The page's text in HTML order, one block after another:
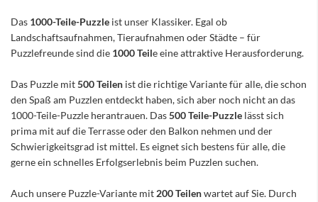
Das 1000-Teile-Puzzle ist unser Klassiker. Egal ob
Landschaftsaufnahmen, Tieraufnahmen oder Städte – für
Puzzlefreunde sind die 1000 Teile eine attraktive Herausforderung.
Das Puzzle mit500 Teilen ist die richtige Variante für alle, die schon
den Spaß am Puzzlen entdeckt haben, sich aber noch nicht an das
1000-Teile-Puzzle herantrauen. Das500 Teile-Puzzle lässt sich
prima mit auf die Terrasse oder den Balkon nehmen und der
Schwierigkeitsgrad ist mittel. Es eignet sich bestens für alle, die
gerne ein schnelles Erfolgserlebnis beim Puzzlen suchen.
Auch unsere Puzzle-Variante mit 200 Teilenwartet auf Sie. Durch